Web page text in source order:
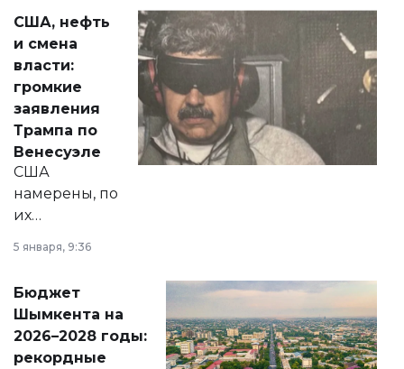
актуальных тем —
от слухов о
политических
реформах до
вопросов армии,
экономики и
личного здоровья.
США, нефть
и смена
власти:
громкие
заявления
Трампа по
Венесуэле
США
намерены, по
их
принести
народу
Венесуэлы.
5 января, 9:36
Бюджет
Шымкента на
2026–2028 годы:
рекордные